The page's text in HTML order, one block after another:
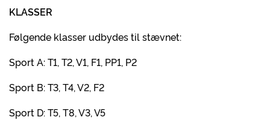
KLASSER
Følgende klasser udbydes til stævnet:
Sport A: T1, T2, V1, F1, PP1, P2
Sport B: T3, T4, V2, F2
Sport D: T5, T8, V3, V5